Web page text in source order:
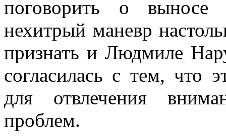
поговорить о
нехитрый маневр
признать и Людмиле
согласилась с тем, что
для отвлечения
проблем.